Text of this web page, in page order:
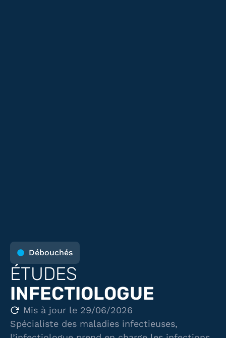
Débouchés
ÉTUDES
INFECTIOLOGUE
Mis à jour le 29/06/2026
Spécialiste des maladies infectieuses,